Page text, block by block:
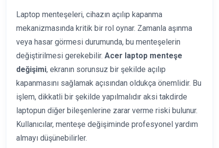
Laptop menteşeleri, cihazın açılıp kapanma
mekanizmasında kritik bir rol oynar. Zamanla aşınma
veya hasar görmesi durumunda, bu menteşelerin
değiştirilmesi gerekebilir. Acer laptop menteşe
değişimi, ekranın sorunsuz bir şekilde açılıp
kapanmasını sağlamak açısından oldukça önemlidir. Bu
işlem, dikkatli bir şekilde yapılmalıdır aksi takdirde
laptopun diğer bileşenlerine zarar verme riski bulunur.
Kullanıcılar, menteşe değişiminde profesyonel yardım
almayı düşünebilirler.